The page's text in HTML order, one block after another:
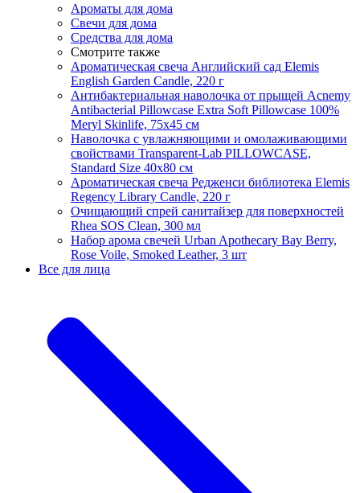
Ароматы для дома
Свечи для дома
Средства для дома
Смотрите также
Ароматическая свеча Английский сад Elemis
English Garden Candle, 220 г
Антибактериальная наволочка от прыщей Acnemy
Antibacterial Pillowcase Extra Soft Pillowcase 100%
Meryl Skinlife, 75х45 см
Наволочка с увлажняющими и омолаживающими
свойствами Transparent-Lab PILLOWCASE,
Standard Size 40x80 см
Ароматическая свеча Редженси библиотека Elemis
Regency Library Candle, 220 г
Очищающий спрей санитайзер для поверхностей
Rhea SOS Clean, 300 мл
Набор арома свечей Urban Apothecary Bay Berry,
Rose Voile, Smoked Leather, 3 шт
Все для лица